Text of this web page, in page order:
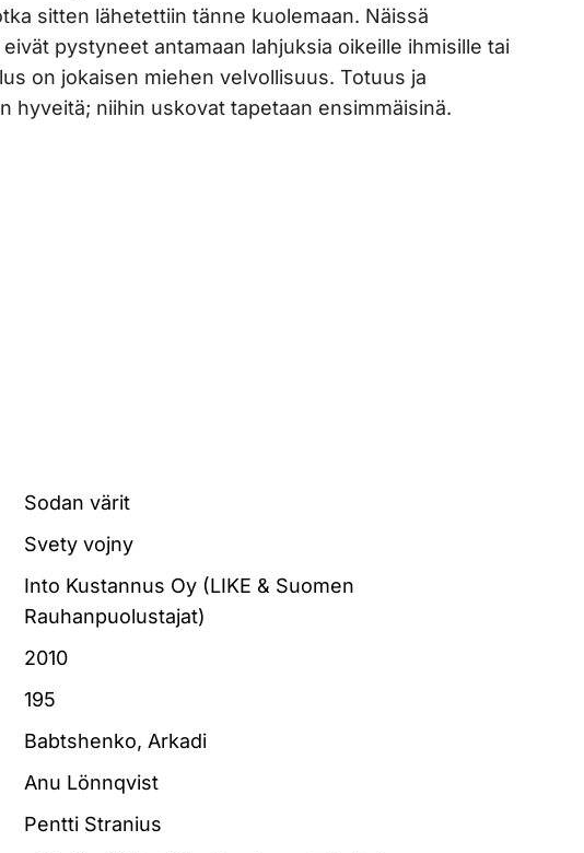
sitten lähetettiin tänne kuolemaan. Näissä
pystyneet antamaan lahjuksia oikeille ihmisille tai
on jokaisen miehen velvollisuus. Totuus ja
hyveitä; niihin uskovat tapetaan ensimmäisinä.
Sodan värit
Svety vojny
Into Kustannus Oy (LIKE & Suomen
Rauhanpuolustajat)
2010
195
Babtshenko, Arkadi
Anu Lönnqvist
Pentti Stranius